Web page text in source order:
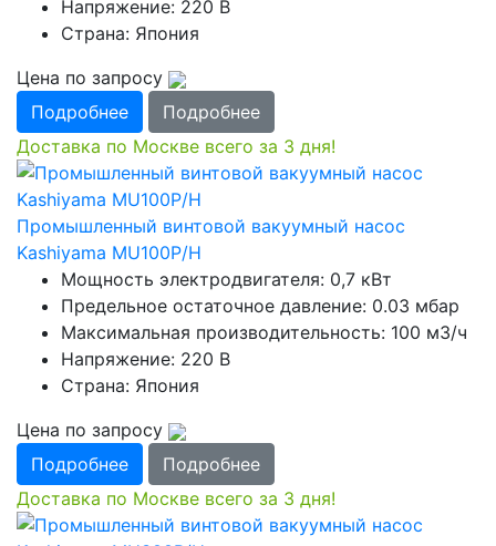
Напряжение: 220 В
Страна: Япония
Цена по запросу
Подробнее
Подробнее
Доставка по Москве всего за 3 дня!
Промышленный винтовой вакуумный насос
Kashiyama MU100P/H
Мощность электродвигателя: 0,7 кВт
Предельное остаточное давление: 0.03 мбар
Максимальная производительность: 100 м3/ч
Напряжение: 220 В
Страна: Япония
Цена по запросу
Подробнее
Подробнее
Доставка по Москве всего за 3 дня!